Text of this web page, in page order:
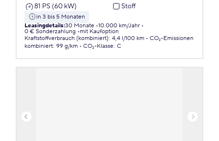
81 PS (60 kW)
Stoff
in 3 bis 5 Monaten
Leasingdetails:30 Monate 10.000 km/Jahr
0 € Sonderzahlung
mit Kaufoption
Kraftstoffverbrauch (kombiniert): 4,4 l/100 km
CO₂-Emissionen
kombiniert: 99 g/km CO₂-Klasse: C